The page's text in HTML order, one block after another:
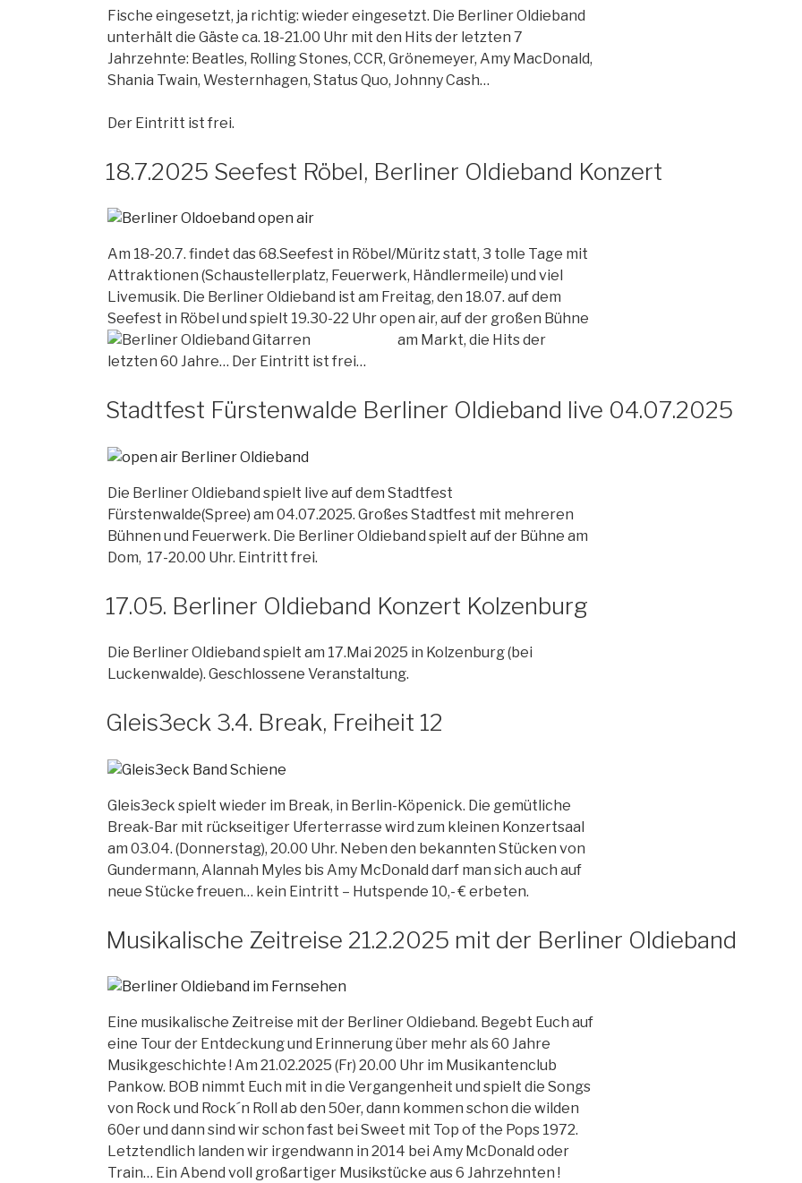
Fische eingesetzt, ja richtig: wieder eingesetzt. Die Berliner Oldieband
unterhält die Gäste ca. 18-21.00 Uhr mit den Hits der letzten 7
Jahrzehnte: Beatles, Rolling Stones, CCR, Grönemeyer, Amy MacDonald,
Shania Twain, Westernhagen, Status Quo, Johnny Cash…
Der Eintritt ist frei.
18.7.2025 Seefest Röbel, Berliner Oldieband Konzert
Am 18-20.7. findet das 68.Seefest in Röbel/Müritz statt, 3 tolle Tage mit
Attraktionen (Schaustellerplatz, Feuerwerk, Händlermeile) und viel
Livemusik. Die Berliner Oldieband ist am Freitag, den 18.07. auf dem
Seefest in Röbel und spielt 19.30-22 Uhr open air, auf der großen Bühne
am Markt, die Hits der
letzten 60 Jahre… Der Eintritt ist frei…
Stadtfest Fürstenwalde Berliner Oldieband live 04.07.2025
Die Berliner Oldieband spielt live auf dem Stadtfest
Fürstenwalde(Spree) am 04.07.2025. Großes Stadtfest mit mehreren
Bühnen und Feuerwerk. Die Berliner Oldieband spielt auf der Bühne am
Dom, 17-20.00 Uhr. Eintritt frei.
17.05. Berliner Oldieband Konzert Kolzenburg
Die Berliner Oldieband spielt am 17.Mai 2025 in Kolzenburg (bei
Luckenwalde). Geschlossene Veranstaltung.
Gleis3eck 3.4. Break, Freiheit 12
Gleis3eck spielt wieder im Break, in Berlin-Köpenick. Die gemütliche
Break-Bar mit rückseitiger Uferterrasse wird zum kleinen Konzertsaal
am 03.04. (Donnerstag), 20.00 Uhr. Neben den bekannten Stücken von
Gundermann, Alannah Myles bis Amy McDonald darf man sich auch auf
neue Stücke freuen… kein Eintritt – Hutspende 10,- € erbeten.
Musikalische Zeitreise 21.2.2025 mit der Berliner Oldieband
Eine musikalische Zeitreise mit der Berliner Oldieband. Begebt Euch auf
eine Tour der Entdeckung und Erinnerung über mehr als 60 Jahre
Musikgeschichte ! Am 21.02.2025 (Fr) 20.00 Uhr im Musikantenclub
Pankow. BOB nimmt Euch mit in die Vergangenheit und spielt die Songs
von Rock und Rock´n Roll ab den 50er, dann kommen schon die wilden
60er und dann sind wir schon fast bei Sweet mit Top of the Pops 1972.
Letztendlich landen wir irgendwann in 2014 bei Amy McDonald oder
Train… Ein Abend voll großartiger Musikstücke aus 6 Jahrzehnten !